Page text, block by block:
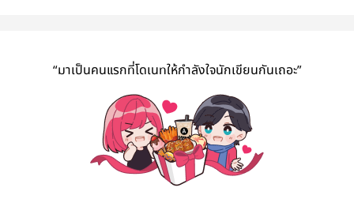
“มาเป็นคนแรกที่โดเนทให้กำลังใจนักเขียนกันเถอะ”